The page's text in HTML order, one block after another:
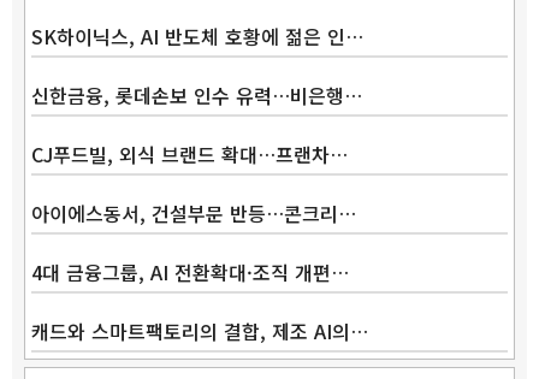
Band
SK하이닉스, AI 반도체 호황에 젊은 인…
신한금융, 롯데손보 인수 유력…비은행…
CJ푸드빌, 외식 브랜드 확대…프랜차…
아이에스동서, 건설부문 반등…콘크리…
4대 금융그룹, AI 전환확대·조직 개편…
캐드와 스마트팩토리의 결합, 제조 AI의…